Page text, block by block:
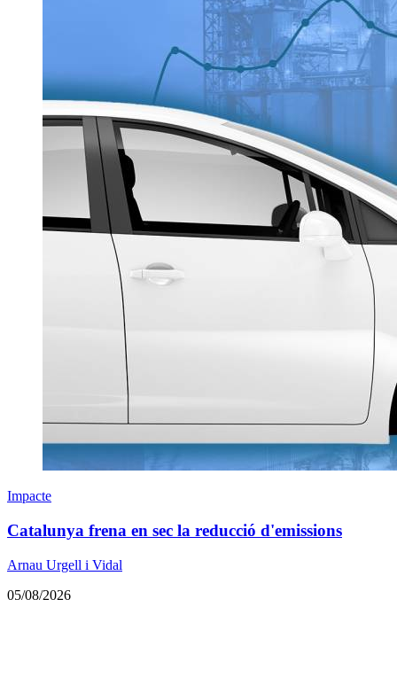
Impacte
Catalunya frena en sec la reducció d'emissions
Arnau Urgell i Vidal
05/08/2026